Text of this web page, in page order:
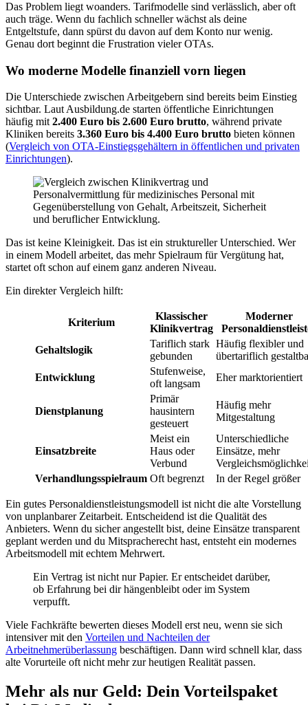
Das Problem liegt woanders. Tarifmodelle sind verlässlich, aber oft
auch träge. Wenn du fachlich schneller wächst als deine
Entgeltstufe, dann spürst du davon auf dem Konto nur wenig.
Genau dort beginnt die Frustration vieler OTAs.
Wo moderne Modelle finanziell vorn liegen
Die Unterschiede zwischen Arbeitgebern sind bereits beim Einstieg
sichtbar. Laut Ausbildung.de starten öffentliche Einrichtungen
häufig mit2.400 Euro bis 2.600 Euro brutto, während private
Kliniken bereits 3.360 Euro bis 4.400 Euro brutto bieten können
(Vergleich von OTA-Einstiegsgehältern in öffentlichen und privaten
Einrichtungen).
Das ist keine Kleinigkeit. Das ist ein struktureller Unterschied. Wer
in einem Modell arbeitet, das mehr Spielraum für Vergütung hat,
startet oft schon auf einem ganz anderen Niveau.
Ein direkter Vergleich hilft:
Kriterium
Klassischer
Klinikvertrag
Moderner
Gehaltslogik
Tariflich stark
gebunden
Häufig flexibler und
übertariflich
Entwicklung
Stufenweise,
oft langsam
Eher marktorientiert
Dienstplanung
Primär
hausintern
gesteuert
Häufig mehr
Mitgestaltung
Einsatzbreite
Meist ein
Haus oder
Verbund
Unterschiedliche
Einsätze, mehr
Verhandlungsspielraum Oft begrenzt In der Regel größer
Ein gutes Personaldienstleistungsmodell ist nicht die alte Vorstellung
von unplanbarer Zeitarbeit. Entscheidend ist die Qualität des
Anbieters. Wenn du sicher angestellt bist, deine Einsätze transparent
geplant werden und du Mitspracherecht hast, entsteht ein modernes
Arbeitsmodell mit echtem Mehrwert.
Ein Vertrag ist nicht nur Papier. Er entscheidet darüber,
ob Erfahrung bei dir hängenbleibt oder im System
verpufft.
Viele Fachkräfte bewerten dieses Modell erst neu, wenn sie sich
intensiver mit den Vorteilen und Nachteilen der
Arbeitnehmerüberlassung beschäftigen. Dann wird schnell klar, dass
alte Vorurteile oft nicht mehr zur heutigen Realität passen.
Mehr als nur Geld: Dein Vorteilspaket